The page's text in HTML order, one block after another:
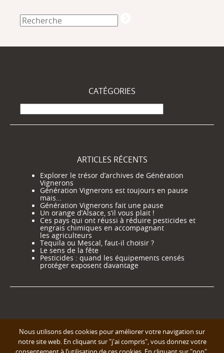
CATÉGORIES
Catégories
ARTICLES RÉCENTS
Explorer le trésor d’archives de Génération
Vignerons
Génération Vignerons est toujours en pause
mais…
Génération Vignerons fait une pause
Un orange d’Alsace, s’il vous plait !
Ces pays qui ont réussi à réduire pesticides et
engrais chimiques en accompagnant
les agriculteurs
Tequila ou Mescal, faut-il choisir ?
Le sens de la fête
Pesticides : quand les équipements censés
protéger exposent davantage
Nous utilisons des cookies pour améliorer votre navigation sur
notre site web. En cliquant sur "j'ai compris", vous donnez votre